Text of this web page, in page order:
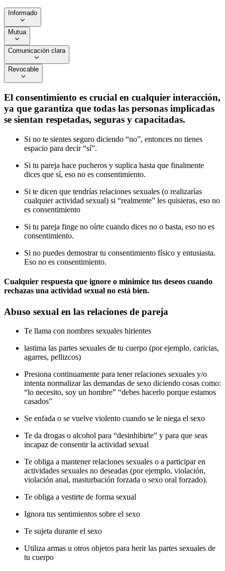
Informado
Mutua
Comunicación clara
Revocable
El consentimiento es crucial en cualquier interacción,
ya que garantiza que todas las personas implicadas
se sientan respetadas, seguras y capacitadas.
Si no te sientes seguro diciendo “no”, entonces no tienes
espacio para decir “sí”.
Si tu pareja hace pucheros y suplica hasta que finalmente
dices que sí, eso no es consentimiento.
Si te dicen que tendrías relaciones sexuales (o realizarías
cualquier actividad sexual) si “realmente” les quisieras, eso no
es consentimiento
Si tu pareja finge no oírte cuando dices no o basta, eso no es
consentimiento.
Si no puedes demostrar tu consentimiento físico y entusiasta.
Eso no es consentimiento.
Cualquier respuesta que ignore o minimice tus deseos cuando
rechazas una actividad sexual no está bien.
Abuso sexual en las relaciones de pareja
Te llama con nombres sexuales hirientes
lastima las partes sexuales de tu cuerpo (por ejemplo, caricias,
agarres, pellizcos)
Presiona continuamente para tener relaciones sexuales y/o
intenta normalizar las demandas de sexo diciendo cosas como:
“lo necesito, soy un hombre” “debes hacerlo porque estamos
casados”
Se enfada o se vuelve violento cuando se le niega el sexo
Te da drogas o alcohol para “desinhibirte” y para que seas
incapaz de consentir la actividad sexual
Te obliga a mantener relaciones sexuales o a participar en
actividades sexuales no deseadas (por ejemplo, violación,
violación anal, masturbación forzada o sexo oral forzado).
Te obliga a vestirte de forma sexual
Ignora tus sentimientos sobre el sexo
Te sujeta durante el sexo
Utiliza armas u otros objetos para herir las partes sexuales de
tu cuerpo